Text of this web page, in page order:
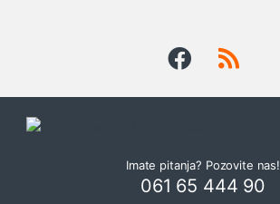
Imate pitanja? Pozovite nas!
061 65 444 90